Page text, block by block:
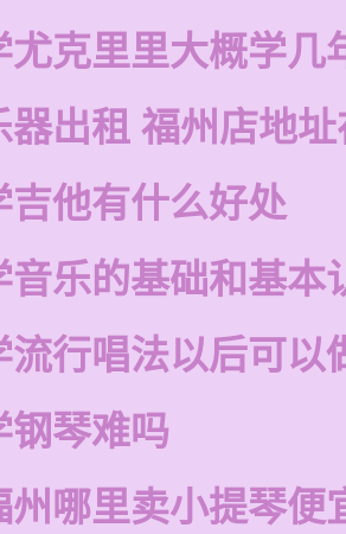
尤克里里大概学几
器出租 福州店地
吉他有什么好处
音乐的基础和基本
流行唱法以后可以
钢琴难吗
州哪里卖小提琴便